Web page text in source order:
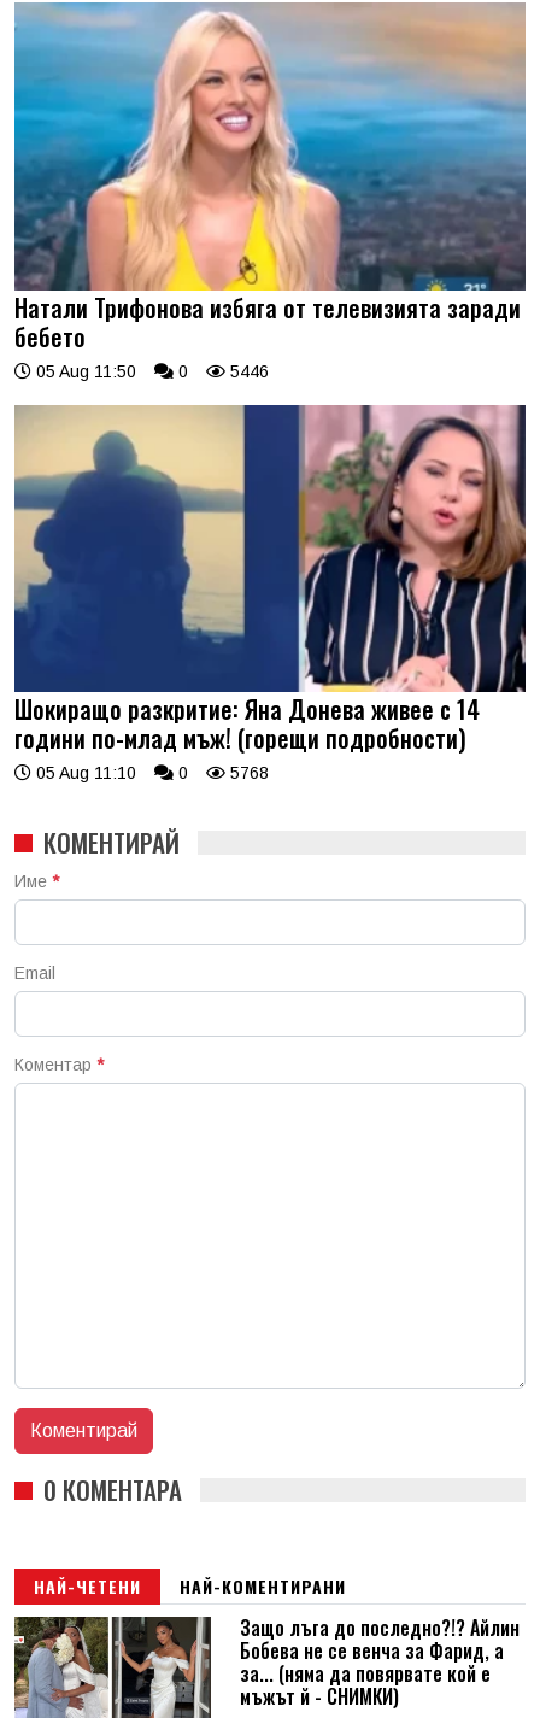
Натали Трифонова избяга от телевизията заради
бебето
05 Aug 11:50 0 5446
Шокиращо разкритие: Яна Донева живее с 14
години по-млад мъж! (горещи подробности)
05 Aug 11:10 0 5768
КОМЕНТИРАЙ
Име *
Email
Коментар *
0 КОМЕНТАРА
НАЙ-ЧЕТЕНИ НАЙ-КОМЕНТИРАНИ
Защо лъга до последно?!? Айлин
Бобева не се венча за Фарид, а
за... (няма да повярвате кой е
мъжът й - СНИМКИ)